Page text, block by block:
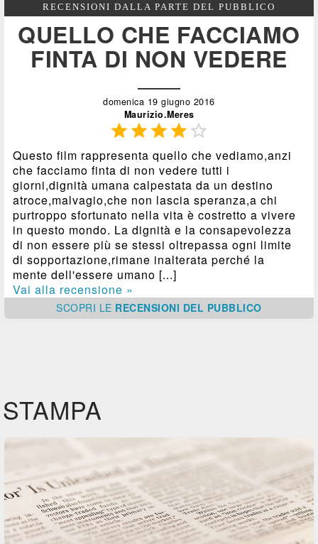
RECENSIONI DALLA PARTE DEL PUBBLICO
QUELLO CHE FACCIAMO
FINTA DI NON VEDERE
domenica 19 giugno 2016
Maurizio.Meres

Questo film rappresenta quello che vediamo,anzi
che facciamo finta di non vedere tutti i
giorni,dignità umana calpestata da un destino
atroce,malvagio,che non lascia speranza,a chi
purtroppo sfortunato nella vita è costretto a vivere
in questo mondo. La dignità e la consapevolezza
di non essere più se stessi oltrepassa ogni limite
di sopportazione,rimane inalterata perché la
mente dell'essere umano [...]
Vai alla recensione »
SCOPRI LE RECENSIONI DEL PUBBLICO
STAMPA